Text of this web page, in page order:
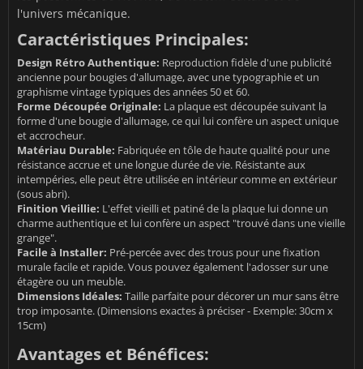
l'univers mécanique.
Caractéristiques Principales:
Design Rétro Authentique: Reproduction fidèle d'une publicité
ancienne pour bougies d'allumage, avec une typographie et un
graphisme vintage typiques des années 50 et 60.
Forme Découpée Originale: La plaque est découpée suivant la
forme d'une bougie d'allumage, ce qui lui confère un aspect unique
et accrocheur.
Matériau Durable: Fabriquée en tôle de haute qualité pour une
résistance accrue et une longue durée de vie. Résistante aux
intempéries, elle peut être utilisée en intérieur comme en extérieur
(sous abri).
Finition Vieillie: L'effet vieilli et patiné de la plaque lui donne un
charme authentique et lui confère un aspect "trouvé dans une vieille
grange".
Facile à Installer: Pré-percée avec des trous pour une fixation
murale facile et rapide. Vous pouvez également l'adosser sur une
étagère ou un meuble.
Dimensions Idéales: Taille parfaite pour décorer un mur sans être
trop imposante. (Dimensions exactes à préciser - Exemple: 30cm x
15cm)
Avantages et Bénéfices: